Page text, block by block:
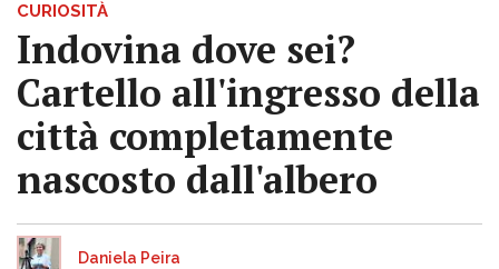
CURIOSITÀ
Indovina dove sei?
Cartello all'ingresso della
città completamente
nascosto dall'albero
Daniela Peira